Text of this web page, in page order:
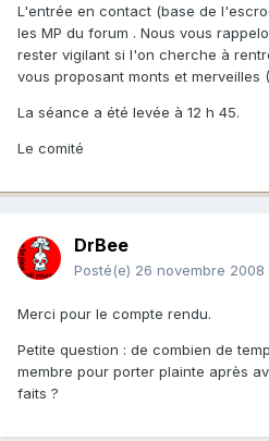
L'entrée en contact (base de
les MP du forum . Nous vous
rester vigilant si l'on cherche à
vous proposant monts et merveilles
La séance a été levée à 12 h 45.
Le comité
DrBee
Posté(e) 26 novembre 2008
Merci pour le compte rendu.
Petite question : de combien de
membre pour porter plainte après
faits ?